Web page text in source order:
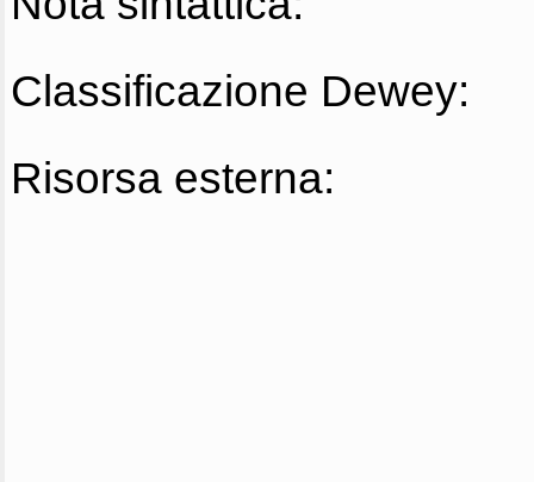
Classificazione Dewey:
Risorsa esterna: